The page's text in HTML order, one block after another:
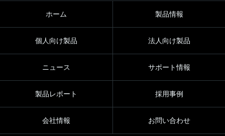
ホーム 製品情報
個人向け製品 法人向け製品
ニュース サポート情報
製品レポート 採用事例
会社情報 お問い合わせ